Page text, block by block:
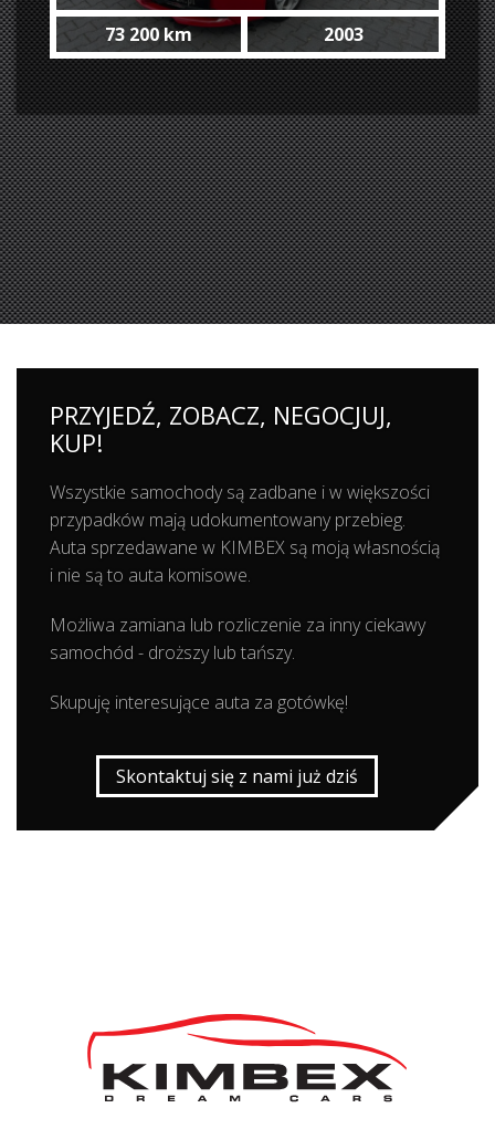
km #SOLD !
/ only 73200 km #SOLD !
73 200 km 2003
PRZYJEDŹ, ZOBACZ, NEGOCJUJ,
KUP!
Wszystkie samochody są zadbane i w większości
przypadków mają udokumentowany przebieg.
Auta sprzedawane w KIMBEX są moją własnością
i nie są to auta komisowe.
Możliwa zamiana lub rozliczenie za inny ciekawy
samochód - droższy lub tańszy.
Skupuję interesujące auta za gotówkę!
Skontaktuj się z nami już dziś